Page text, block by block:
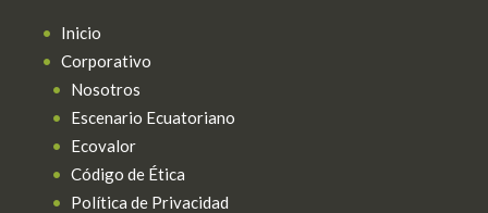
Inicio
Corporativo
Nosotros
Escenario Ecuatoriano
Ecovalor
Código de Ética
Política de Privacidad